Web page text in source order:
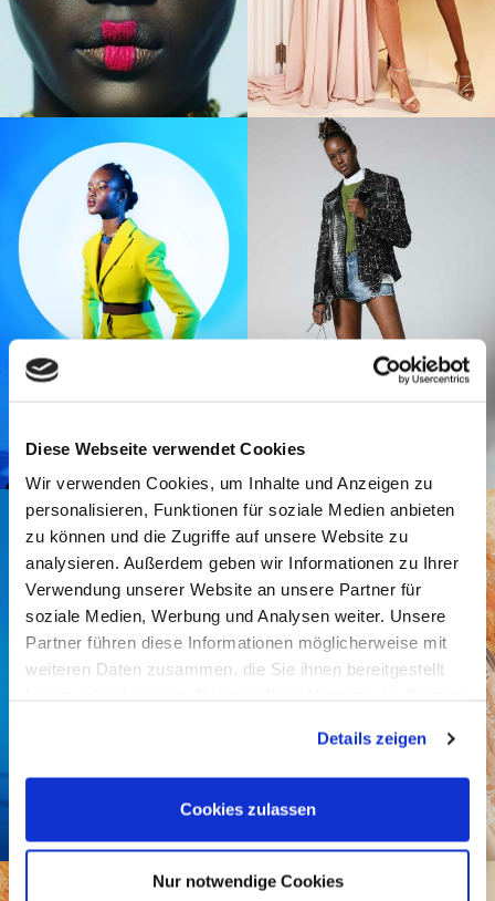
Diese Webseite verwendet Cookies
Wir verwenden Cookies, um Inhalte und Anzeigen zu
personalisieren, Funktionen für soziale Medien anbieten
zu können und die Zugriffe auf unsere Website zu
analysieren. Außerdem geben wir Informationen zu Ihrer
Verwendung unserer Website an unsere Partner für
soziale Medien, Werbung und Analysen weiter. Unsere
Partner führen diese Informationen möglicherweise mit
weiteren Daten zusammen, die Sie ihnen bereitgestellt
Details zeigen
Cookies zulassen
Nur notwendige Cookies